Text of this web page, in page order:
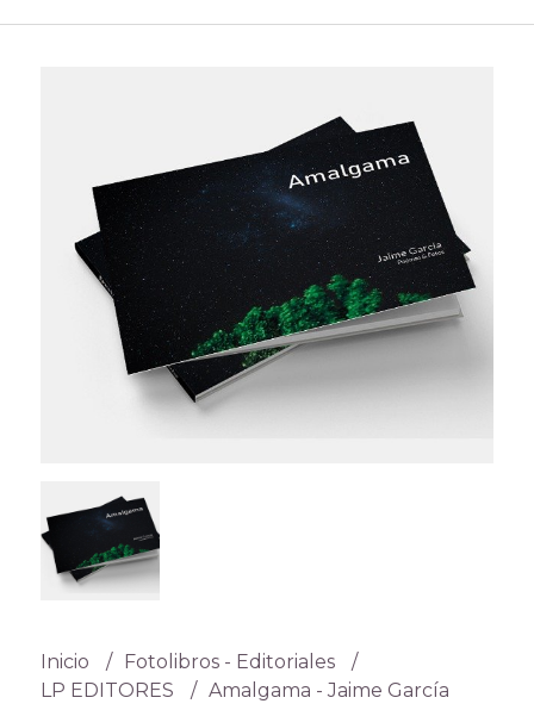
Inicio
Fotolibros - Editoriales
LP EDITORES
Amalgama - Jaime García